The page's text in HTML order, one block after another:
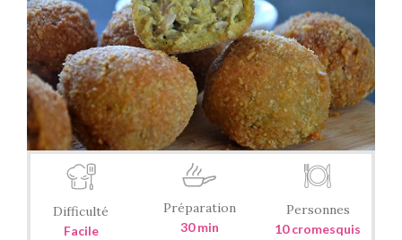
Difficulté
Facile
Préparation
30 min
Personnes
10 cromesquis